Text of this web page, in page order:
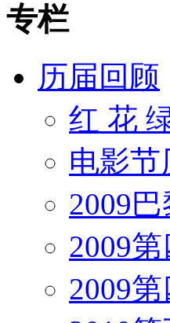
专栏
历届回顾
红 花
电影节
2009
2009
2009